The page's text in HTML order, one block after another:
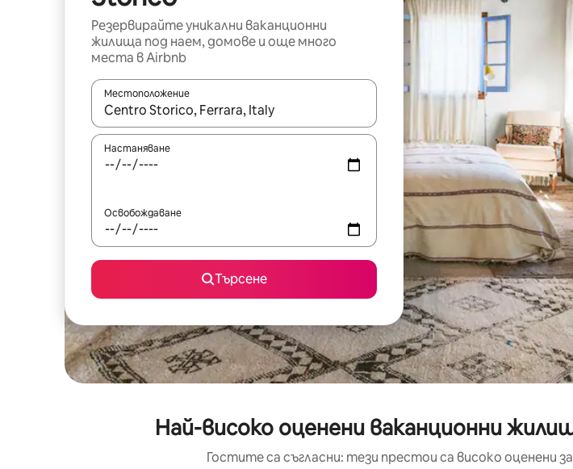
Резервирайте уникални ваканционни
жилища под наем, домове и още много
места в Airbnb
Местоположение
Когато резултатите се покажат, използвайте клавишите със стрелки нагоре и
Настаняване
Освобождаване
Търсене
Най-високо оценени ваканционни
Гостите са съгласни: тези престои са високо